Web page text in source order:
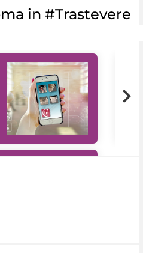
in #Trastevere